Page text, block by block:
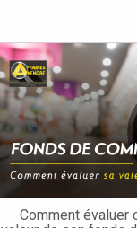
Comment évaluer